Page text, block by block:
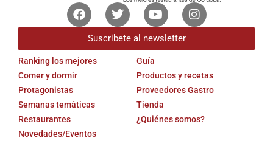
FacebookTwitterYoutubeInstagram
Suscríbete al newsletter
Ranking los mejores
Comer y dormir
Protagonistas
Semanas temáticas
Restaurantes
Novedades/Eventos
Guía
Productos y recetas
Proveedores Gastro
Tienda
¿Quiénes somos?